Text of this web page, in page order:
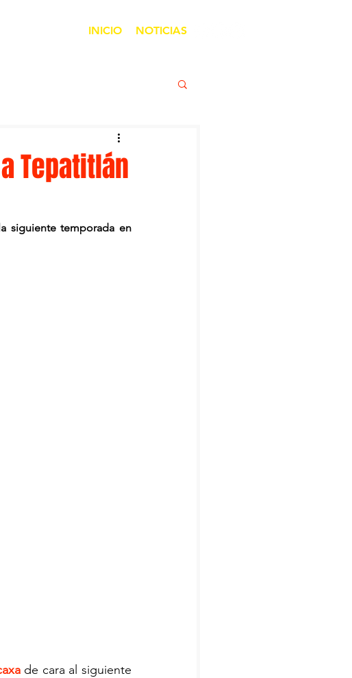
INICIO NOTICIAS
Tepatitlán
siguiente temporada en
de cara al siguiente